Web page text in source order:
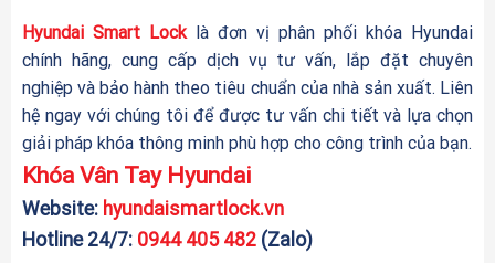
Hyundai Smart Lock là đơn vị phân phối khóa Hyundai
chính hãng, cung cấp dịch vụ tư vấn, lắp đặt chuyên
nghiệp và bảo hành theo tiêu chuẩn của nhà sản xuất. Liên
hệ ngay với chúng tôi để được tư vấn chi tiết và lựa chọn
giải pháp khóa thông minh phù hợp cho công trình của bạn.
Khóa Vân Tay Hyundai
Website: hyundaismartlock.vn
Hotline 24/7: 0944 405 482(Zalo)